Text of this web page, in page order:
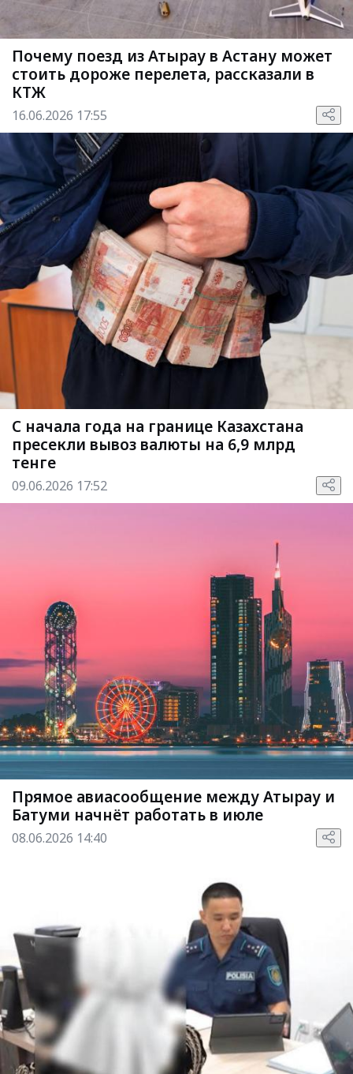
Почему поезд из Атырау в Астану может
стоить дороже перелета, рассказали в
КТЖ
16.06.2026 17:55
С начала года на границе Казахстана
пресекли вывоз валюты на 6,9 млрд
тенге
09.06.2026 17:52
Прямое авиасообщение между Атырау и
Батуми начнёт работать в июле
08.06.2026 14:40